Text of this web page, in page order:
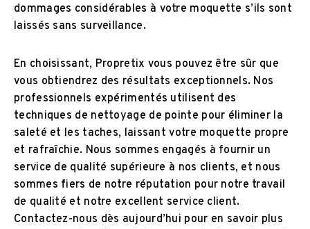
dommages considérables à votre moquette s’ils sont
laissés sans surveillance.
En choisissant, Propretix vous pouvez être sûr que
vous obtiendrez des résultats exceptionnels. Nos
professionnels expérimentés utilisent des
techniques de nettoyage de pointe pour éliminer la
saleté et les taches, laissant votre moquette propre
et rafraîchie. Nous sommes engagés à fournir un
service de qualité supérieure à nos clients, et nous
sommes fiers de notre réputation pour notre travail
de qualité et notre excellent service client.
Contactez-nous dès aujourd’hui pour en savoir plus